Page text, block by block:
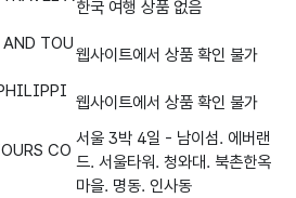
한국 여행 상품 없음
TOU
웹사이트에서 상품 확인 불가
웹사이트에서 상품 확인 불가
CO
서울 3박 4일 - 남이섬. 에버랜
드. 서울타워. 청와대. 북촌한옥
마을. 명동. 인사동